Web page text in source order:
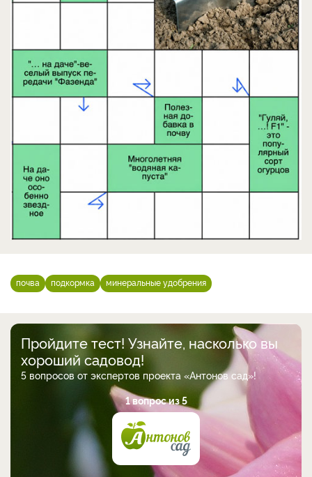
почва подкормка минеральные удобрения
Пройдите тест! Узнайте, насколько вы
хороший садовод!
5 вопросов от экспертов проекта «Антонов сад»!
1 вопрос из 5